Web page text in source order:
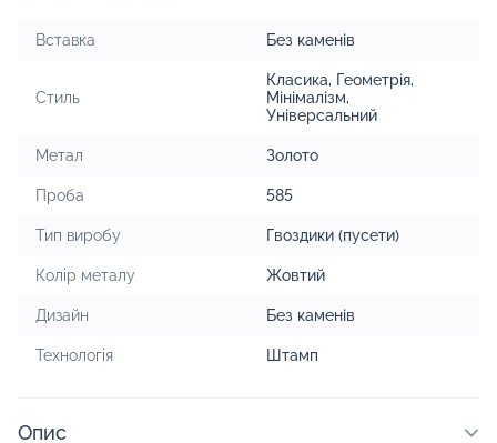
Вставка Без каменів
Стиль
Класика, Геометрія,
Мінімалізм,
Універсальний
Метал Золото
Проба 585
Тип виробу Гвоздики (пусети)
Колір металу Жовтий
Дизайн Без каменів
Технологія Штамп
Опис